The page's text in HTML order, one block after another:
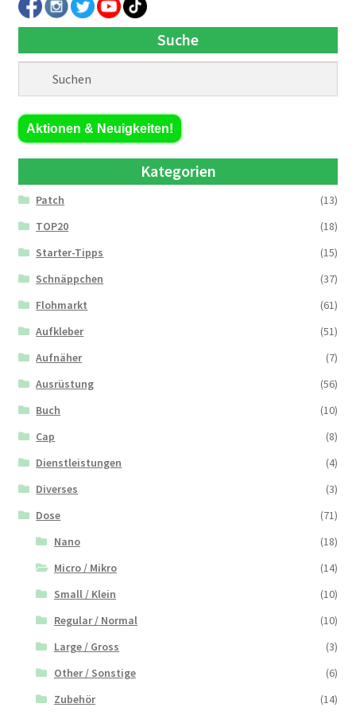
Suche
Aktionen & Neuigkeiten!
Kategorien
Patch
(13)
TOP20
(18)
Starter-Tipps
(15)
Schnäppchen
(37)
Flohmarkt
(61)
Aufkleber
(51)
Aufnäher
(7)
Ausrüstung
(56)
Buch
(10)
Cap
(8)
Dienstleistungen
(4)
Diverses
(3)
Dose
(71)
Nano
(18)
Micro / Mikro
(14)
Small / Klein
(10)
Regular / Normal
(10)
Large / Gross
(3)
Other / Sonstige
(6)
Zubehör
(14)